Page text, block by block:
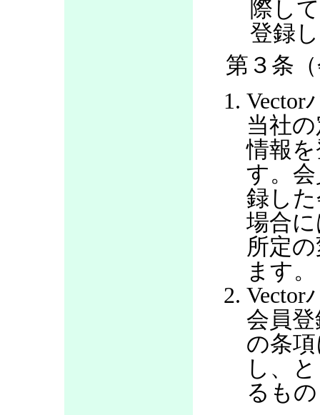
際し
登録
第３条
Vector
当社
情報
す。
録し
場合
所定
ます。
Vector
会員
の条
し、
るも